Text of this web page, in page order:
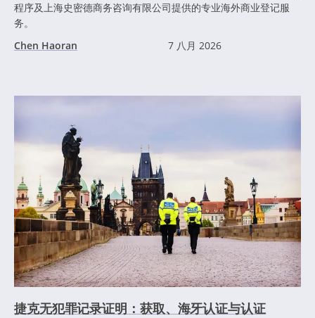
程序及上海史密德商务咨询有限公司提供的专业海外商业登记服
务。
Chen Haoran
7 八月 2026
捷克无犯罪记录证明：获取、海牙认证与认证